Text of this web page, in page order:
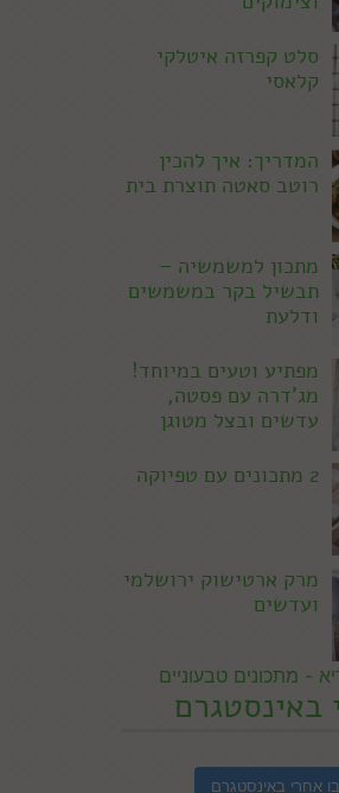
סלט קפרזה איטלקי
קלאסי
המדריך: איך להכין
רוטב סאטה תוצרת בית
מתכון למשמשיה –
תבשיל בקר במשמשים
ודלעת
מפתיע וטעים במיוחד!
מג'דרה עם פסטה,
עדשים ובצל מטוגן
2 מתכונים עם טפיוקה
מרק ארטישוק ירושלמי
ועדשים
באינסטגרם
אחרי באינסטגרם